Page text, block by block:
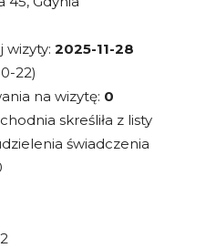
wizyty: 2025-11-28
22)
na wizytę: 0
skreśliła z listy
świadczenia